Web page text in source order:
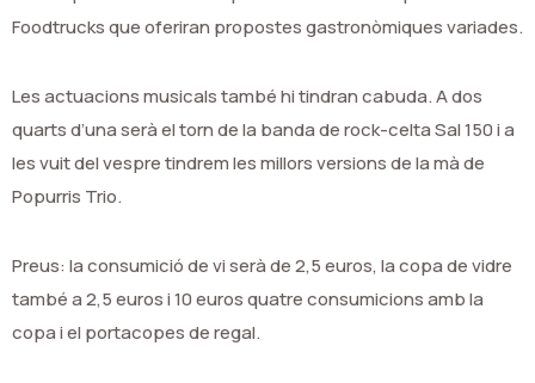
Foodtrucks que oferiran propostes gastronòmiques variades.
Les actuacions musicals també hi tindran cabuda. A dos
quarts d’una serà el torn de la banda de rock-celta Sal 150 i a
les vuit del vespre tindrem les millors versions de la mà de
Popurris Trio.
Preus: la consumició de vi serà de 2,5 euros, la copa de vidre
també a 2,5 euros i 10 euros quatre consumicions amb la
copa i el portacopes de regal.